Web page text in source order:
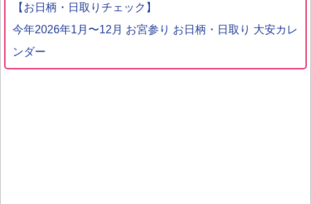
【お日柄・日取りチェック】
今年2026年1月〜12月 お宮参り お日柄・日取り 大安カレ
ンダー